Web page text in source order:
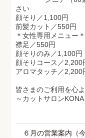
さい
顔そり／1,100円
前髪カット／550円
＊女性専用メニュー＊
襟足／550円
顔そりのみ／1,100円
顔そりコース／2,200
アロマタッチ／2,200
皆さまのご利用を心
～カットサロン
６月の営業案内（